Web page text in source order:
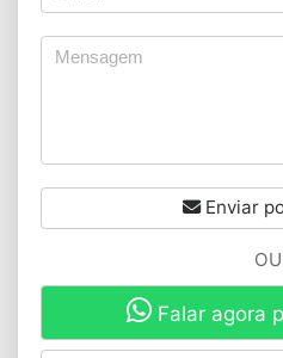
Enviar
OU
Falar agora